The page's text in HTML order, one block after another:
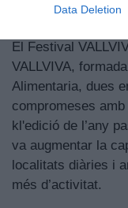
Data Deletion
El Festival
VALLVIVA,
Alimentaria, dues
compromeses
kl'edició de l’any
va augmentar la
localitats diàries i
més d’activitat.